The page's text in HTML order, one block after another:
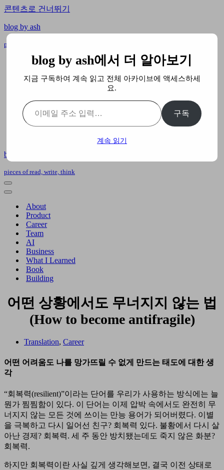
콘텐츠로 건너뛰기
blog by ash
pieces of read, write, think
About
Career
AI
Business
What I Learned
Book
blog by ash
pieces of read, write, think
내
비
내
About
Product
Career
Team
AI
Business
What I Learned
Book
Building
어떤 상황에서도 무너지지 않는 법
(How to become antifragile)
Translation, Career
어떤 어려움도 나를 망가뜨릴 수 없게 만드는 태도에 대한 생
각
“회복력(resilient)”이라는 단어를 우리가 사용하는 방식에는 늘
뭔가 찜찜함이 있다. 이 단어는 이제 압박 속에서도 완전히 무
너지지 않는 모든 것에 쓰이는 만능 용어가 되어버렸다. 이별
을 극복하고 다시 일어선 친구? 회복력 있다. 불황에서 다시 살
아난 경제? 회복력. 세 주 동안 방치됐는데도 죽지 않은 화분?
회복력.
하지만 회복력이란 사실 깊게 생각해보면, 결국 이전 상태로
blog by ash에서 더 알아보기
지금 구독하여 계속 읽고 전체 아카이브에 액세스하세
요.
이메일 주소 입력…
구독
계속 읽기